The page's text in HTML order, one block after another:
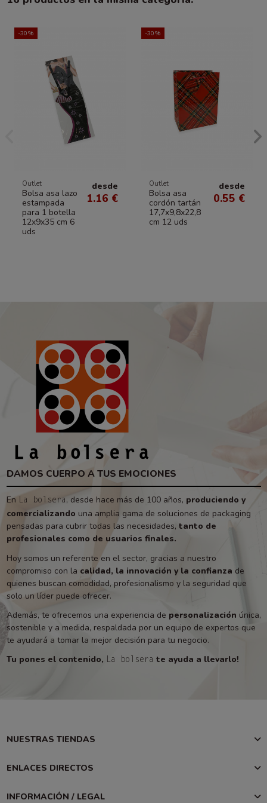
-30%
Outlet
Bolsa asa lazo
estampada
para 1 botella
12x9x35 cm 6
uds
desde
1.16 €
-30%
Outlet
Bolsa asa
cordón tartán
17,7x9,8x22,8
cm 12 uds
desde
0.55 €
DAMOS CUERPO A TUS EMOCIONES
En La bolsera , desde hace más de 100 años, produciendo y
comercializando una amplia gama de soluciones de packaging
pensadas para cubrir todas las necesidades, tanto de
profesionales como de usuarios finales.
Hoy somos un referente en el sector, gracias a nuestro
compromiso con la calidad, la innovación y la confianza de
quienes buscan comodidad, profesionalismo y la seguridad que
solo un líder puede ofrecer.
Además, te ofrecemos una experiencia de personalización única,
sostenible y a medida, respaldada por un equipo de expertos que
te ayudará a tomar la mejor decisión para tu negocio.
Tu pones el contenido, La bolsera te ayuda a llevarlo!
NUESTRAS TIENDAS
ENLACES DIRECTOS
INFORMACIÓN / LEGAL